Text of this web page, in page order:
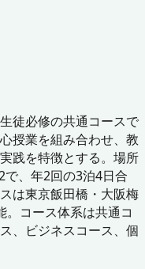
徒必修の共通コースで
授業を組み合わせ、教
践を特徴とする。場所
、年2回の3泊4日合
は東京飯田橋・大阪梅
。コース体系は共通コ
、ビジネスコース、個